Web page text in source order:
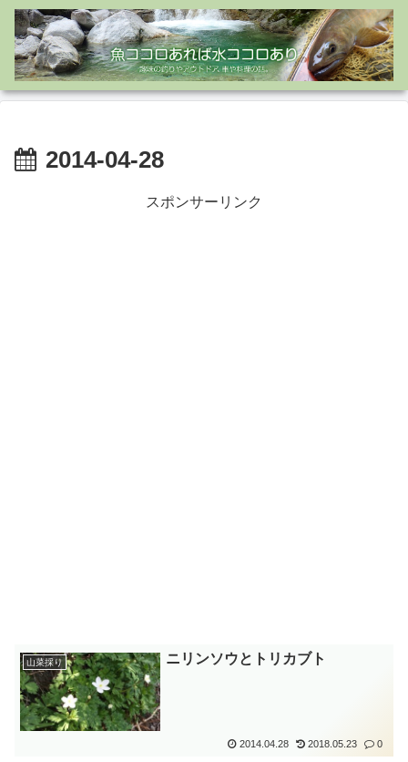
2014-04-28
スポンサーリンク
山菜採り ニリンソウとトリカブト
2014.04.28 2018.05.23 0